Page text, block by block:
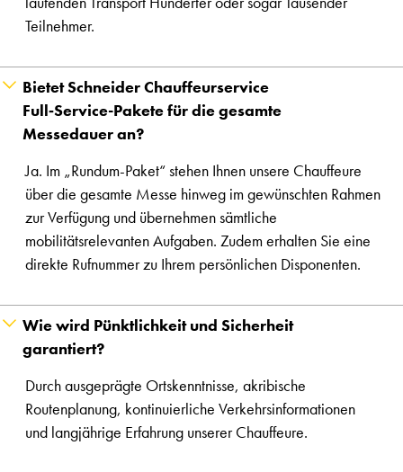
Teilnehmer.
Bietet Schneider Chauffeurservice
Full‑Service-Pakete für die gesamte
Messedauer an?
Ja. Im „Rundum-Paket“ stehen Ihnen unsere Chauffeure
über die gesamte Messe hinweg im gewünschten Rahmen
zur Verfügung und übernehmen sämtliche
mobilitätsrelevanten Aufgaben. Zudem erhalten Sie eine
direkte Rufnummer zu Ihrem persönlichen Disponenten.
Wie wird Pünktlichkeit und Sicherheit
garantiert?
Durch ausgeprägte Ortskenntnisse, akribische
Routenplanung, kontinuierliche Verkehrsinformationen
und langjährige Erfahrung unserer Chauffeure.